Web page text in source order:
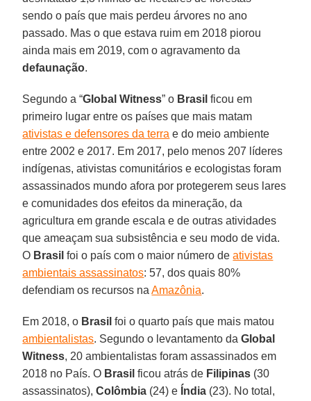
sendo o país que mais perdeu árvores no ano
passado. Mas o que estava ruim em 2018 piorou
ainda mais em 2019, com o agravamento da
defaunação.
Segundo a “Global Witness” o Brasil ficou em
primeiro lugar entre os países que mais matam
ativistas e defensores da terra e do meio ambiente
entre 2002 e 2017. Em 2017, pelo menos 207 líderes
indígenas, ativistas comunitários e ecologistas foram
assassinados mundo afora por protegerem seus lares
e comunidades dos efeitos da mineração, da
agricultura em grande escala e de outras atividades
que ameaçam sua subsistência e seu modo de vida.
O Brasil foi o país com o maior número de ativistas
ambientais assassinatos: 57, dos quais 80%
defendiam os recursos naAmazônia.
Em 2018, o Brasil foi o quarto país que mais matou
ambientalistas. Segundo o levantamento daGlobal
Witness, 20 ambientalistas foram assassinados em
2018 no País. O Brasil ficou atrás de Filipinas (30
assassinatos),Colômbia (24) e Índia (23). No total,